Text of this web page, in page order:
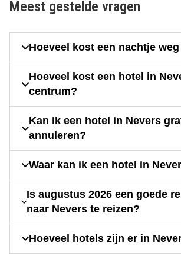
Meest gestelde vragen
Hoeveel kost een nachtje
Hoeveel kost een hotel in
centrum?
Kan ik een hotel in Nevers
annuleren?
Waar kan ik een hotel in
Is augustus 2026 een goede
naar Nevers te reizen?
Hoeveel hotels zijn er in